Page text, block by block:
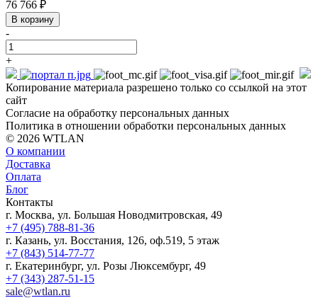
76 766 ₽
В корзину
-
+
Копирование материала разрешено только со ссылкой на этот
сайт
Согласие на обработку персональных данных
Политика в отношении обработки персональных данных
© 2026 WTLAN
О компании
Доставка
Оплата
Блог
Контакты
г. Москва, ул. Большая Новодмитровская, 49
+7 (495) 788-81-36
г. Казань, ул. Восстания, 126, оф.519, 5 этаж
+7 (843) 514-77-77
г. Екатеринбург, ул. Розы Люксембург, 49
+7 (343) 287-51-15
sale@wtlan.ru